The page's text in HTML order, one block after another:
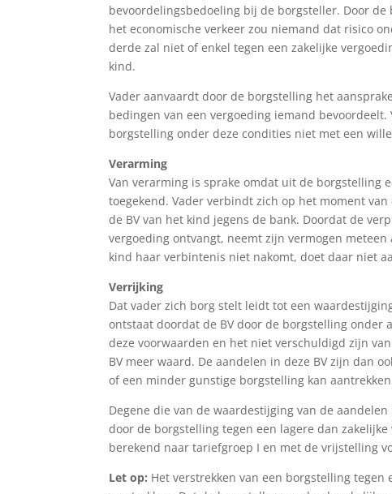
bevoordelingsbedoeling bij de borgsteller. Door
het economische verkeer zou niemand dat risico
derde zal niet of enkel tegen een zakelijke
kind.
Vader aanvaardt door de borgstelling het
bedingen van een vergoeding iemand
borgstelling onder deze condities niet met een
Verarming
Van verarming is sprake omdat uit de borgstelling
toegekend. Vader verbindt zich op het moment
de BV van het kind jegens de bank. Doordat de
vergoeding ontvangt, neemt zijn vermogen
kind haar verbintenis niet nakomt, doet daar niet
Verrijking
Dat vader zich borg stelt leidt tot een
ontstaat doordat de BV door de borgstelling onder
deze voorwaarden en het niet verschuldigd zijn
BV meer waard. De aandelen in deze BV zijn dan
of een minder gunstige borgstelling kan
Degene die van de waardestijging van de
door de borgstelling tegen een lagere dan
berekend naar tariefgroep I en met de vrijstelling
Let op: Het verstrekken van een borgstelling